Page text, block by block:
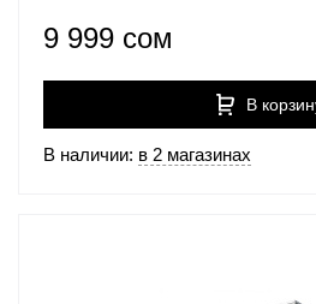
9 999 сом
В
В наличии: в 2 магазинах